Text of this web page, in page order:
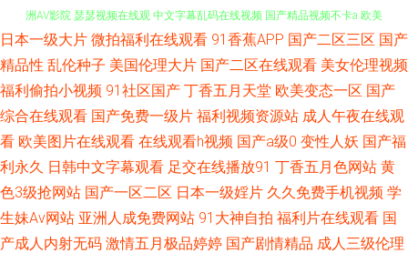
深夜小视频 欧美劲爆婷婷五月久久 亚洲综合男 春色校园综 久久精品国产亚
洲AV影院 瑟瑟视频在线观 中文字幕乱码在线视频 国产精品视频不卡a 欧美
日韩偷拍一区二区 亚洲狼友AV天堂 超碰资源网 久久一二国产 丝袜天天操 91
天堂迅雷下载 福利撸撸导航 美日韩A片 我爱avav色AⅤ爱avav 91妻激情 国产
日本一级大片 微拍福利在线观看 91香蕉APP 国产二区三区 国产
精品性 乱伦种子 美国伦理大片 国产二区在线观看 美女伦理视频
福利偷拍小视频 91社区国产 丁香五月天堂 欧美变态一区 国产
综合在线观看 国产免费一级片 福利视频资源站 成人午夜在线观
看 欧美图片在线观看 在线观看h视频 国产a级0 变性人妖 国产福
利永久 日韩中文字幕观看 足交在线播放91 丁香五月色网站 黄
色3级抢网站 国产一区二区 日本一级婬片 久久免费手机视频 学
生妹Av网站 亚洲人成免费网站 91大神自拍 福利片在线观看 国
产成人内射无码 激情五月极品婷婷 国产剧情精品 成人三级伦理